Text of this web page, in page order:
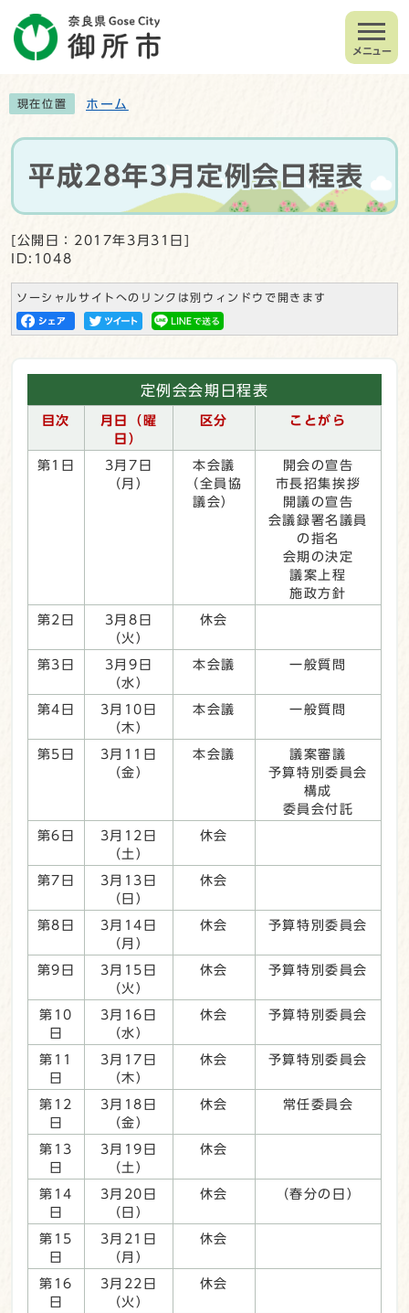
メニュー
現在位置 ホーム
平成28年3月定例会日程表
[公開日：2017年3月31日]
ID:1048
ソーシャルサイトへのリンクは別ウィンドウで開きます
定例会会期日程表
目次
月日（曜
日）
区分 ことがら
第1日
3月7日
（月）
本会議
（全員協
議会）
開会の宣告
市長招集挨拶
開議の宣告
会議録署名議員
の指名
会期の決定
議案上程
施政方針
第2日
3月8日
（火）
休会
第3日
3月9日
（水）
本会議 一般質問
第4日
3月10日
（木）
本会議 一般質問
第5日
3月11日
（金）
本会議
議案審議
予算特別委員会
構成
委員会付託
第6日
3月12日
（土）
休会
第7日
3月13日
（日）
休会
第8日
3月14日
（月）
休会 予算特別委員会
第9日
3月15日
（火）
休会 予算特別委員会
第10
日
3月16日
（水）
休会 予算特別委員会
第11
日
3月17日
（木）
休会 予算特別委員会
第12
日
3月18日
（金）
休会 常任委員会
第13
日
3月19日
（土）
休会
第14
日
3月20日
（日）
休会 （春分の日）
第15
日
3月21日
（月）
休会
第16
日
3月22日
（火）
休会